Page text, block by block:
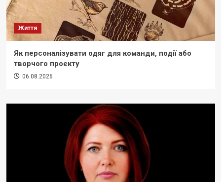
Життя
Як персоналізувати одяг для команди, події або
творчого проєкту
06.08.2026